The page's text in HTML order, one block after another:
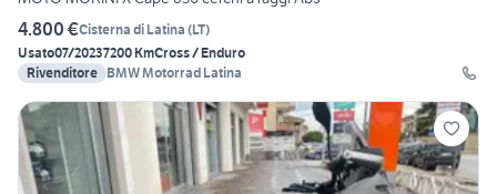
4.800 €Cisterna di Latina (LT)
Usato07/20237200 KmCross / Enduro
Rivenditore BMW Motorrad Latina